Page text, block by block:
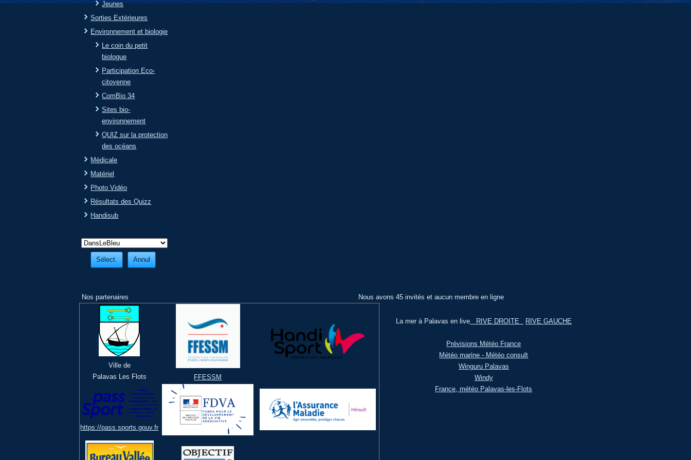
Jeunes
Sorties Extérieures
Environnement et biologie
Le coin du petit
biologue
Participation Eco-
citoyenne
ComBio 34
Sites bio-
environnement
QUIZ sur la protection
des océans
Médicale
Matériel
Photo Vidéo
Résultats des Quizz
Handisub
Nos partenaires
Ville de
Palavas Les Flots
FFESSM
https://pass.sports.gouv.fr
Nous avons 45 invités et aucun membre en ligne
La mer à Palavas en liveRIVE DROITE RIVE GAUCHE
Prévisions Météo France
Météo marine - Météo consult
Winguru Palavas
Windy
France, météo Palavas-les-Flots